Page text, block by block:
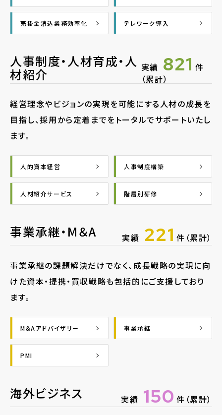
売掛金消込業務効率化 テレワーク導入
人事制度・人材育成・人
材紹介 実績 821 件
（累計）
経営理念やビジョンの実現を可能にする人材の成長を
目指し、採用から定着までをトータルでサポートいたし
ます。
人的資本経営 人事制度構築
人材紹介サービス 階層別研修
事業承継・M＆A 実績 221 件（累計）
事業承継の課題解決だけでなく、成長戦略の実現に向
けた資本・提携・買収戦略も包括的にご支援しており
ます。
M&Aアドバイザリー 事業承継
PMI
海外ビジネス 実績 150 件（累計）